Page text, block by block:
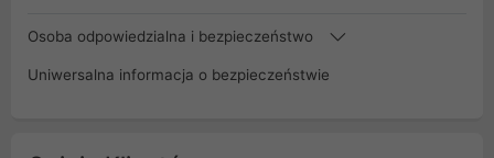
Osoba odpowiedzialna i bezpieczeństwo
Uniwersalna informacja o bezpieczeństwie